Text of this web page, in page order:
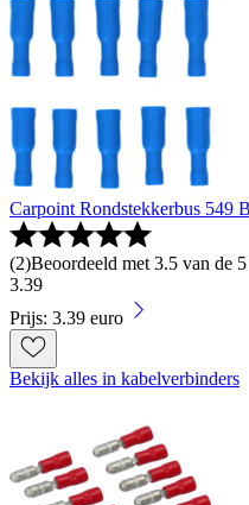
Carpoint Rondstekkerbus 549
(2)Beoordeeld met 3.5 van de
3.39
Prijs: 3.39 euro
Bekijk alles in kabelverbinders